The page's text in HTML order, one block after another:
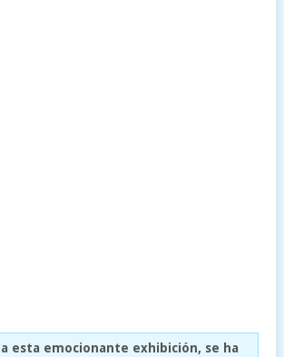
esta emocionante exhibición, se ha